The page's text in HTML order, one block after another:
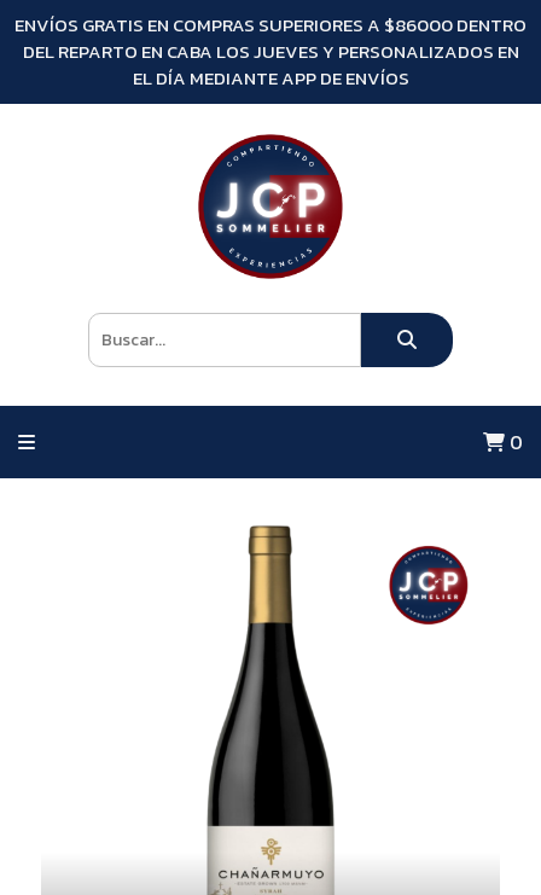
ENVÍOS GRATIS EN COMPRAS SUPERIORES A $86000 DENTRO
DEL REPARTO EN CABA LOS JUEVES Y PERSONALIZADOS EN
EL DÍA MEDIANTE APP DE ENVÍOS
0